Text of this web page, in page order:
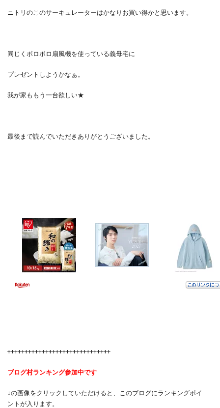
ニトリのこのサーキュレーターはかなりお買い得かと思います。
同じくボロボロ扇風機を使っている義母宅に
プレゼントしようかなぁ。
我が家ももう一台欲しい★
最後まで読んでいただきありがとうございました。
++++++++++++++++++++++++++++++
ブログ村ランキング参加中です
↓の画像をクリックしていただけると、このブログにランキングポイ
ントが入ります。